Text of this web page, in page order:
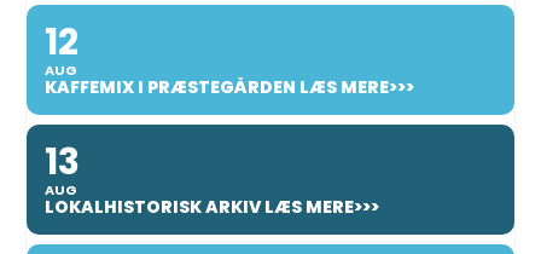
12
AUG
KAFFEMIX I PRÆSTEGÅRDEN LÆS MERE>>>
13
AUG
LOKALHISTORISK ARKIV LÆS MERE>>>